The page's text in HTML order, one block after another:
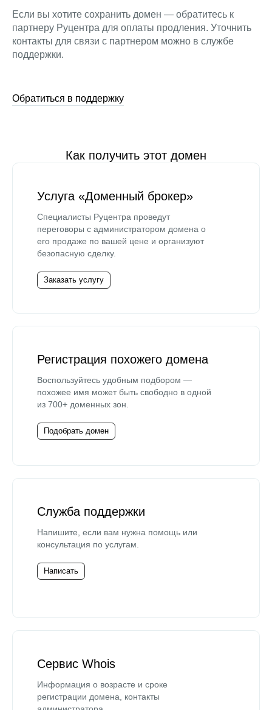
Если вы хотите сохранить домен — обратитесь к
партнеру Руцентра для оплаты продления. Уточнить
контакты для связи с партнером можно в службе
поддержки.
Обратиться в поддержку
Как получить этот домен
Услуга «Доменный брокер»
Специалисты Руцентра проведут
переговоры с администратором домена о
его продаже по вашей цене и организуют
безопасную сделку.
Заказать услугу
Регистрация похожего домена
Воспользуйтесь удобным подбором —
похожее имя может быть свободно в одной
из 700+ доменных зон.
Подобрать домен
Служба поддержки
Напишите, если вам нужна помощь или
консультация по услугам.
Написать
Сервис Whois
Информация о возрасте и сроке
регистрации домена, контакты